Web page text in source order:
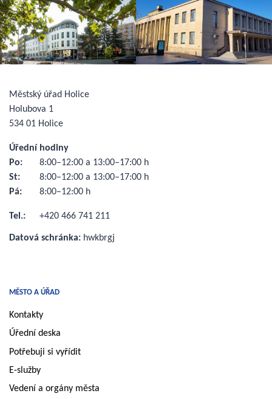
MĚSTO A ÚŘAD
Kontakty
Úřední deska
Potřebuji si vyřídit
E-služby
Vedení a orgány města
Městský úřad Holice
Holubova 1
534 01 Holice
Úřední hodiny
Po:
8:00–12:00 a 13:00–17:00 h
St:
8:00–12:00 a 13:00–17:00 h
Pá:
8:00–12:00 h
Tel.: +420 466 741 211
Datová schránka: hwkbrgj